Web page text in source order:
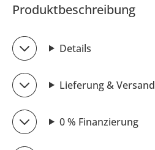
Produktbeschreibung
Details
Lieferung & Versand
0 % Finanzierung